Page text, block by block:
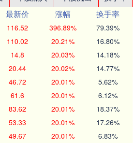
最新价 涨幅
换手率
116.52 396.89% 79.39%
110.02 20.21% 16.80%
14.8 20.03% 14.18%
20.44 20.02% 14.77%
46.72 20.01% 5.62%
61.6 20.01% 6.12%
83.62 20.01% 18.37%
53.33 20.01% 17.26%
49.67 20.01% 6.83%